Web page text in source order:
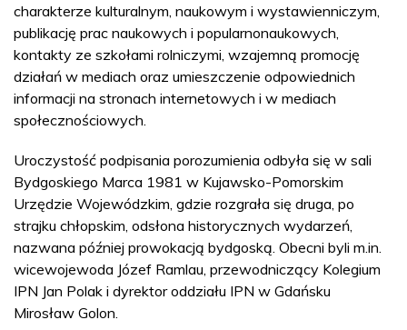
charakterze kulturalnym, naukowym i wystawienniczym,
publikację prac naukowych i popularnonaukowych,
kontakty ze szkołami rolniczymi, wzajemną promocję
działań w mediach oraz umieszczenie odpowiednich
informacji na stronach internetowych i w mediach
społecznościowych.
Uroczystość podpisania porozumienia odbyła się w sali
Bydgoskiego Marca 1981 w Kujawsko-Pomorskim
Urzędzie Wojewódzkim, gdzie rozgrała się druga, po
strajku chłopskim, odsłona historycznych wydarzeń,
nazwana później prowokacją bydgoską. Obecni byli m.in.
wicewojewoda Józef Ramlau, przewodniczący Kolegium
IPN Jan Polak i dyrektor oddziału IPN w Gdańsku
Mirosław Golon.